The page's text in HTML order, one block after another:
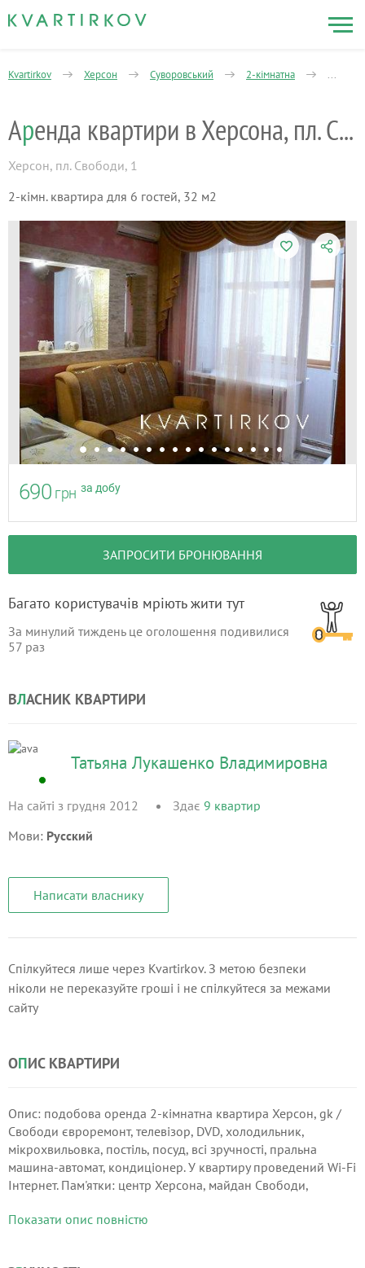
Kvartirkov Херсон Суворовський 2-кімнатна
Aр енда квартири в Херсона, пл. Свободи
Херсон, пл. Свободи, 1
2-кімн. квартира для 6 гостей, 32 м2
690 грн за добу
ЗАПРОСИТИ БРОНЮВАННЯ
Багато користувачів мріють жити тут
За минулий тиждень це оголошення подивилися
57 раз
ВЛАСНИК КВАРТИРИ
Татьяна Лукашенко Владимировна
На сайті з грудня 2012 Здає 9 квартир
Мови: Русский
Написати власнику
Спілкуйтеся лише через Kvartirkov. З метою безпеки
ніколи не переказуйте гроші і не спілкуйтеся за межами
сайту
ОПИС КВАРТИРИ
Опис: подобова оренда 2-кімнатна квартира Херсон, gk /
Свободи євроремонт, телевізор, DVD, холодильник,
мікрохвильовка, постіль, посуд, всі зручності, пральна
машина-автомат, кондиціонер. У квартиру проведений Wi-Fi
Інтернет. Пам'ятки: центр Херсона, майдан Свободи,
Показати опис повністю